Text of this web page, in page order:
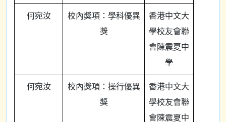
何宛汝
校內獎項：學科優異
獎
香港中文大
學校友會聯
會陳震夏中
學
何宛汝
校內獎項：操行優異
獎
香港中文大
學校友會聯
會陳震夏中